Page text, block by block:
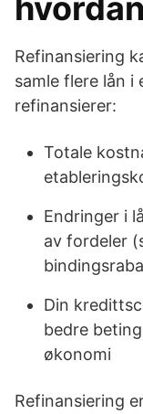
Refinansiering
samle flere lån
refinansierer:
Totale
Endringer i
av fordeler
Din
bedre
økonomi
Refinansiering